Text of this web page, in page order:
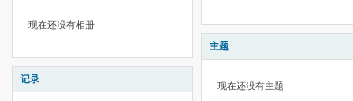
现在还没有相册
记录
主题
现在还没有主题